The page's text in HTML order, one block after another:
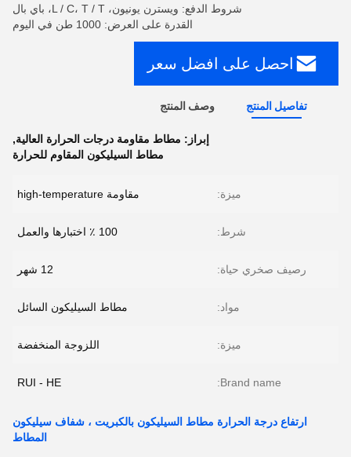
شروط الدفع: ويسترن يونيون، L / C، T / T، باي بال
القدرة على العرض: 1000 طن في اليوم
احصل على افضل سعر
تفاصيل المنتج وصف المنتج
إبراز: مطاط مقاومة درجات الحرارة العالية,
مطاط السيليكون المقاوم للحرارة
ميزة: مقاومة high-temperature
شرط: 100 ٪ اختبارها والعمل
رصيف صخري حياة: 12 شهر
مواد: مطاط السيليكون السائل
ميزة: اللزوجة المنخفضة
Brand name:
RUI - HE
ارتفاع درجة الحرارة مطاط السيليكون بالكبريت ، شفاف سيليكون
المطاط